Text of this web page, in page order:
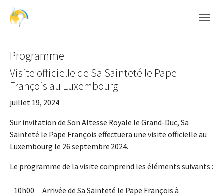
Skip to main content
Skip to page footer
Programme
Visite officielle de Sa Sainteté le Pape
François au Luxembourg
juillet 19, 2024
Sur invitation de Son Altesse Royale le Grand-Duc, Sa
Sainteté le Pape François effectuera une visite officielle au
Luxembourg le 26 septembre 2024.
Le programme de la visite comprend les éléments suivants :
10h00
Arrivée de Sa Sainteté le Pape François à